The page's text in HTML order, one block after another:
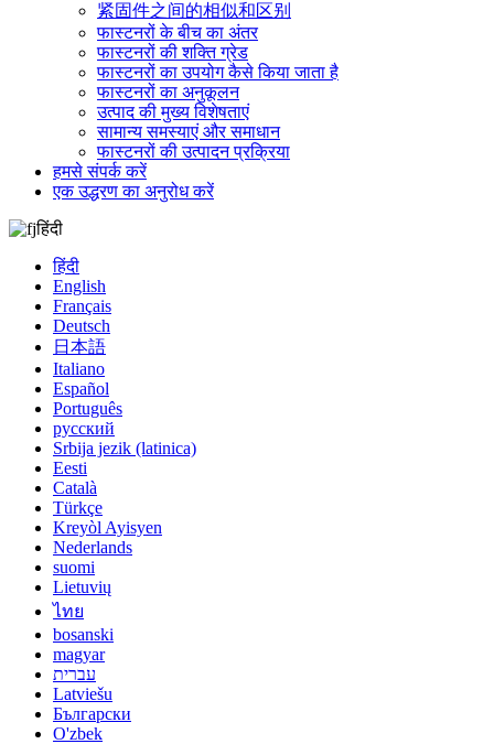
紧固件之间的相似和区别
फास्टनरों के बीच का अंतर
फास्टनरों की शक्ति ग्रेड
फास्टनरों का उपयोग कैसे किया जाता है
फास्टनरों का अनुकूलन
उत्पाद की मुख्य विशेषताएं
सामान्य समस्याएं और समाधान
फास्टनरों की उत्पादन प्रक्रिया
हमसे संपर्क करें
एक उद्धरण का अनुरोध करें
हिंदी
हिंदी
English
Français
Deutsch
日本語
Italiano
Español
Português
русский
Srbija jezik (latinica)
Eesti
Català
Türkçe
Kreyòl Ayisyen
Nederlands
suomi
Lietuvių
ไทย
bosanski
magyar
עברית
Latviešu
Български
O'zbek